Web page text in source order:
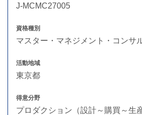
J-MCMC27005
資格種別
マスター・マネジメント・コンサ
活動地域
東京都
得意分野
プロダクション（設計～購買～生